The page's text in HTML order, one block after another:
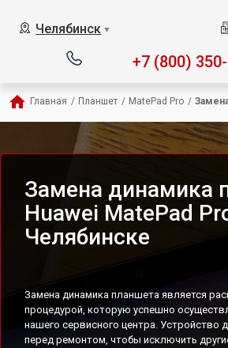
Челябинск ▼
+7 (800)
Главная / Планшет / MatePad Pro /
Замена динамика
Huawei MatePad
Челябинске
Замена динамика планшета является
процедурой, которую успешно
нашего сервисного центра. Устройство
перед ремонтом, чтобы исключить